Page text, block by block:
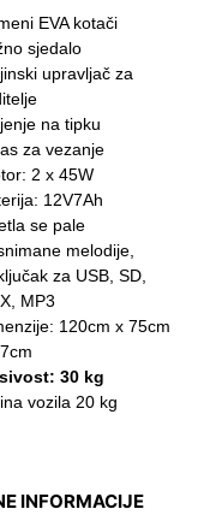
EVA kotači
sjedalo
upravljač za
na tipku
za vezanje
2 x 45W
12V7Ah
se pale
melodije,
za USB, SD,
MP3
120cm x 75cm
30 kg
vozila 20 kg
INFORMACIJE